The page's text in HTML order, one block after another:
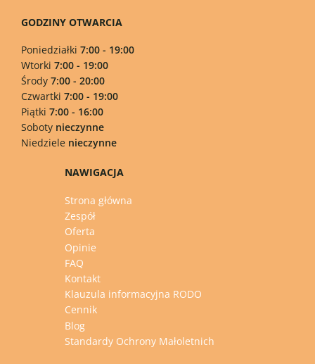
GODZINY OTWARCIA
Poniedziałki 7:00 - 19:00
Wtorki 7:00 - 19:00
Środy 7:00 - 20:00
Czwartki 7:00 - 19:00
Piątki 7:00 - 16:00
Soboty nieczynne
Niedziele nieczynne
NAWIGACJA
Strona główna
Zespół
Oferta
Opinie
FAQ
Kontakt
Klauzula informacyjna RODO
Cennik
Blog
Standardy Ochrony Małoletnich